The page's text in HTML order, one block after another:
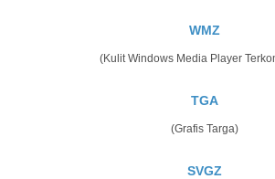
WMZ
(Kulit Windows Media Player
TGA
(Grafis Targa)
SVGZ